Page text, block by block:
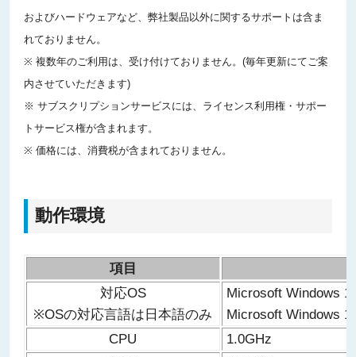
およびハードウェアなど、弊社製品以外に関するサポートは含ま
れておりません。
※ 複数年のご利用は、受け付けておりません。(毎年更新にてご案
内させていただきます)
※ サブスクリプションサービスには、ライセンス利用権・サポー
トサービス権が含まれます。
※ 価格には、消費税が含まれておりません。
動作環境
項目
対応OS
※OSの対応言語は日本語のみ
Microsoft Windows
Microsoft Windows
CPU
1.0GHz